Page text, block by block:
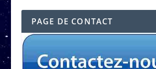
PAGE DE CONTACT